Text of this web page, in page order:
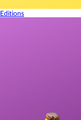
Editions